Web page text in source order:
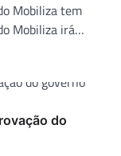
Mobiliza tem
Mobiliza irá…
do